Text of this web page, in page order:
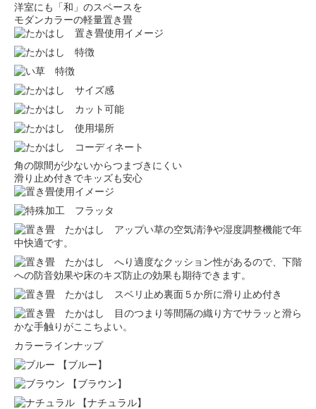
洋室にも「和」のスペースを
モダンカラーの軽量置き畳
角の隙間が少ないからつまづきにくい
滑り止め付きでキッズも安心
い草の空気清浄や湿度調整機能で年
中快適です。
適度なクッション性があるので、下階
への防音効果や床のキズ防止の効果も期待できます。
裏面５か所に滑り止め付き
等間隔の織り方でサラッと滑ら
かな手触りがここちよい。
カラーラインナップ
【ブルー】
【ブラウン】
【ナチュラル】